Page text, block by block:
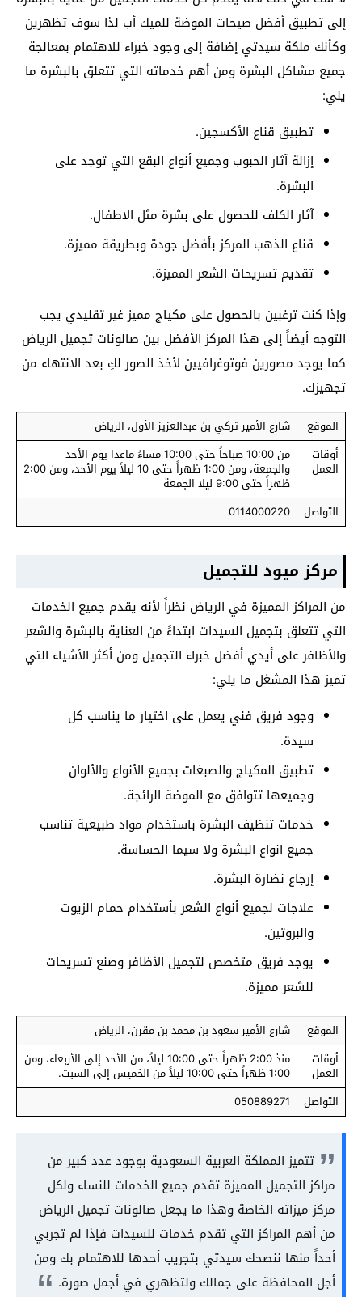
إلى تطبيق أفضل صيحات الموضة للميك أب لذا سوف تظهرين
وكأنك ملكة سيدتي إضافة إلى وجود خبراء للاهتمام بمعالجة
جميع مشاكل البشرة ومن أهم خدماته التي تتعلق بالبشرة ما
يلي:
تطبيق قناع الأكسجين.
إزالة آثار الحبوب وجميع أنواع البقع التي توجد على
البشرة.
آثار الكلف للحصول على بشرة مثل الاطفال.
قناع الذهب المركز بأفضل جودة وبطريقة مميزة.
تقديم تسريحات الشعر المميزة.
وإذا كنت ترغبين بالحصول على مكياج مميز غير تقليدي يجب
التوجه أيضاً إلى هذا المركز الأفضل بين صالونات تجميل الرياض
كما يوجد مصورين فوتوغرافيين لأخذ الصور لكِ بعد الانتهاء من
تجهيزك.
الموقع
شارع الأمير تركي بن عبدالعزيز الأول، الرياض
أوقات
العمل
من 10:00 صباحاً حتى 10:00 مساءً ماعدا يوم الأحد
والجمعة، ومن 1:00 ظهراً حتى 10 ليلاً يوم الأحد، ومن 2:00
ظهراً حتى 9:00 ليلا الجمعة
التواصل
0114000220
مركز ميود للتجميل
من المراكز المميزة في الرياض نظراً لأنه يقدم جميع الخدمات
التي تتعلق بتجميل السيدات ابتداءً من العناية بالبشرة والشعر
والأظافر على أيدي أفضل خبراء التجميل ومن أكثر الأشياء التي
تميز هذا المشغل ما يلي:
وجود فريق فني يعمل على اختيار ما يناسب كل
سيدة.
تطبيق المكياج والصبغات بجميع الأنواع والألوان
وجميعها تتوافق مع الموضة الرائجة.
خدمات تنظيف البشرة باستخدام مواد طبيعية تناسب
جميع انواع البشرة ولا سيما الحساسة.
إرجاع نضارة البشرة.
علاجات لجميع أنواع الشعر بأستخدام حمام الزيوت
والبروتين.
يوجد فريق متخصص لتجميل الأظافر وصنع تسريحات
للشعر مميزة.
الموقع
شارع الأمير سعود بن محمد بن مقرن، الرياض
أوقات
العمل
منذ 2:00 ظهراً حتى 10:00 ليلاً، من الأحد إلى الأربعاء، ومن
1:00 ظهراً حتى 10:00 ليلاً من الخميس إلى السبت.
التواصل
050889271
تتميز المملكة العربية السعودية بوجود عدد كبير من
مراكز التجميل المميزة تقدم جميع الخدمات للنساء ولكل
مركز ميزاته الخاصة وهذا ما يجعل صالونات تجميل الرياض
من أهم المراكز التي تقدم خدمات للسيدات فإذا لم تجربي
أحداً منها ننصحك سيدتي بتجريب أحدها للاهتمام بك ومن
أجل المحافظة على جمالك ولتظهري في أجمل صورة.